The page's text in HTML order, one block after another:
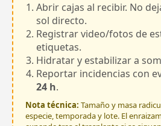
Abrir cajas al recibir. No
sol directo.
Registrar video/fotos de
etiquetas.
Hidratar y estabilizar a
Reportar incidencias con
24 h.
Nota técnica: Tamaño y masa
especie, temporada y lote. El